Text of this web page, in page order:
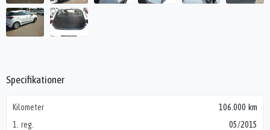
Specifikationer
Kilometer
106.000 km
1. reg.
05/2015